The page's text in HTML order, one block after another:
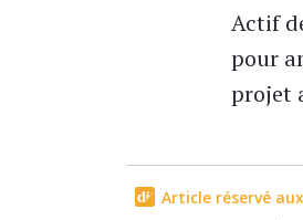
Actif
pour
projet
Article réservé